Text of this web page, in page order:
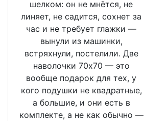
шелком: он не мнётся, не
линяет, не садится, сохнет за
час и не требует глажки —
вынули из машинки,
встряхнули, постелили. Две
наволочки 70х70 — это
вообще подарок для тех, у
кого подушки не квадратные,
а большие, и они есть в
комплекте, а не как обычно —